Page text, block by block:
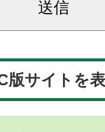
版サイトを